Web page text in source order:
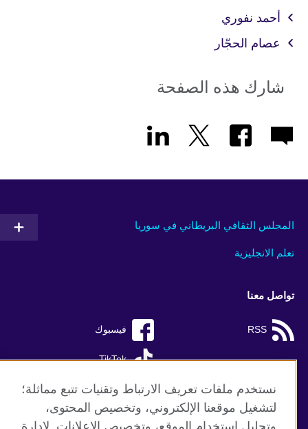
أحمد نفوري
عصام الحجّار
شارك هذه الصفحة
المجلس الثقافي البريطاني في سوريا
تعلم الانجليزية
تواصل معنا
فيسبوك RSS
TikTok
نستخدم ملفات تعريف الارتباط وتقنيات تتبع مماثلة؛
لتشغيل موقعنا الإلكتروني، وتخصيص المحتوى،
وتحليل استخدام الموقع، وتخصيص الإعلانات. لإدارة